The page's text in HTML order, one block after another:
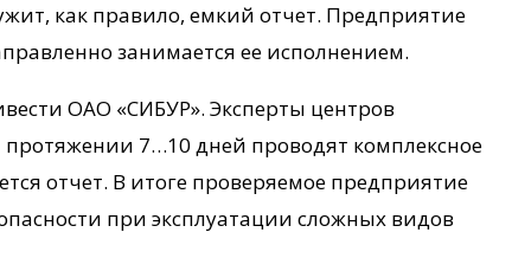
как правило, емкий отчет. Предприятие
занимается ее исполнением.
ОАО «СИБУР». Эксперты центров
7…10 дней проводят комплексное
отчет. В итоге проверяемое предприятие
при эксплуатации сложных видов